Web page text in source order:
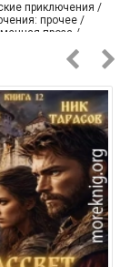
приключения /
прочее /
проза /